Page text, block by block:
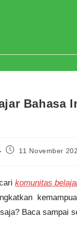
Bahasa
Post11 November
komunitas
Baca sampai